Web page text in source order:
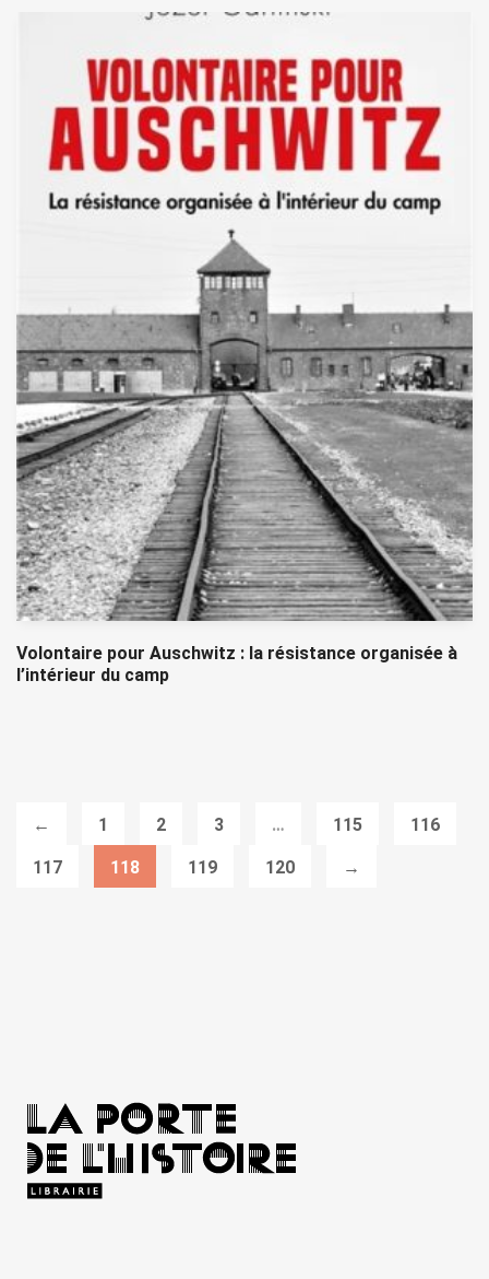
Volontaire pour Auschwitz : la résistance organisée à
l’intérieur du camp
← 1 2 3 … 115 116
117 118 119 120 →